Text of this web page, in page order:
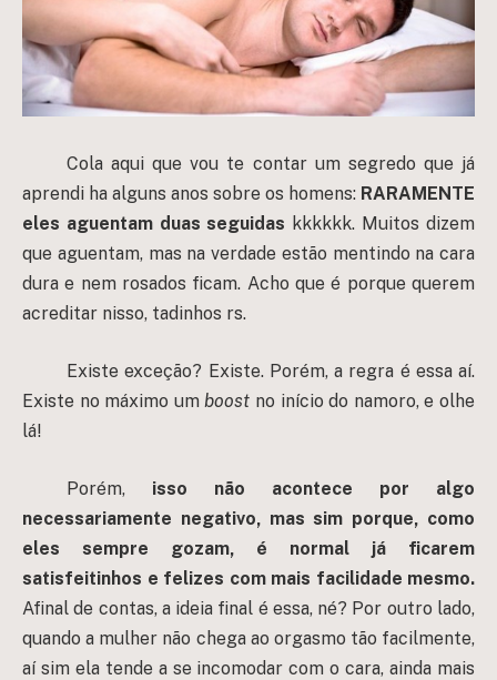
Cola aqui que vou te contar um segredo que já
aprendi ha alguns anos sobre os homens: RARAMENTE
eles aguentam duas seguidas kkkkkk. Muitos dizem
que aguentam, mas na verdade estão mentindo na cara
dura e nem rosados ficam. Acho que é porque querem
acreditar nisso, tadinhos rs.
Existe exceção? Existe. Porém, a regra é essa aí.
Existe no máximo umboost no início do namoro, e olhe
lá!
Porém, isso não acontece por algo
necessariamente negativo, mas sim porque, como
eles sempre gozam, é normal já ficarem
satisfeitinhos e felizes com mais facilidade mesmo.
Afinal de contas, a ideia final é essa, né? Por outro lado,
quando a mulher não chega ao orgasmo tão facilmente,
aí sim ela tende a se incomodar com o cara, ainda mais